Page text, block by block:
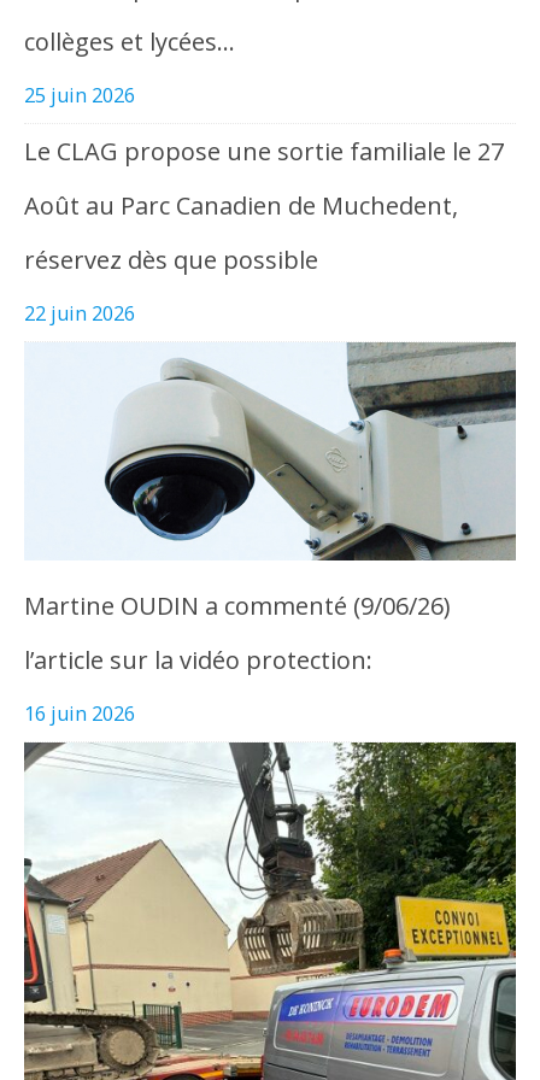
collèges et lycées…
25 juin 2026
Le CLAG propose une sortie familiale le 27
Août au Parc Canadien de Muchedent,
réservez dès que possible
22 juin 2026
Martine OUDIN a commenté (9/06/26)
l’article sur la vidéo protection:
16 juin 2026